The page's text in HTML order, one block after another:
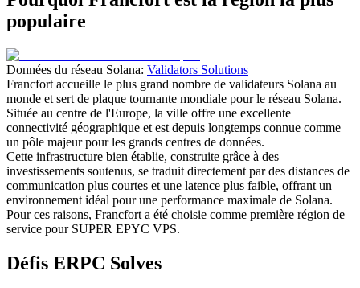
populaire
Données du réseau Solana: Validators Solutions
Francfort accueille le plus grand nombre de validateurs Solana au
monde et sert de plaque tournante mondiale pour le réseau Solana.
Située au centre de l'Europe, la ville offre une excellente
connectivité géographique et est depuis longtemps connue comme
un pôle majeur pour les grands centres de données.
Cette infrastructure bien établie, construite grâce à des
investissements soutenus, se traduit directement par des distances de
communication plus courtes et une latence plus faible, offrant un
environnement idéal pour une performance maximale de Solana.
Pour ces raisons, Francfort a été choisie comme première région de
service pour SUPER EPYC VPS.
Défis ERPC Solves